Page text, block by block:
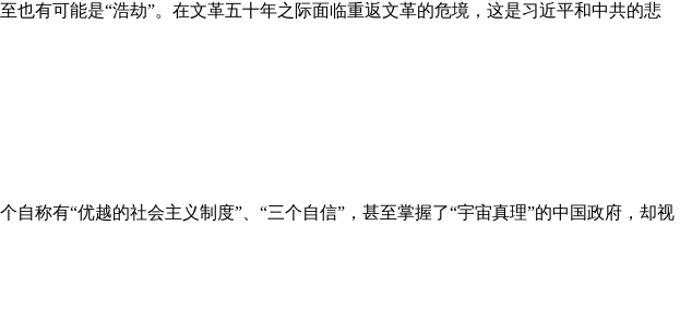
有可能是“浩劫”。在文革五十年之际面临重返文革的危境，这是习近平和中共的悲
称有“优越的社会主义制度”、“三个自信”，甚至掌握了“宇宙真理”的中国政府，却视